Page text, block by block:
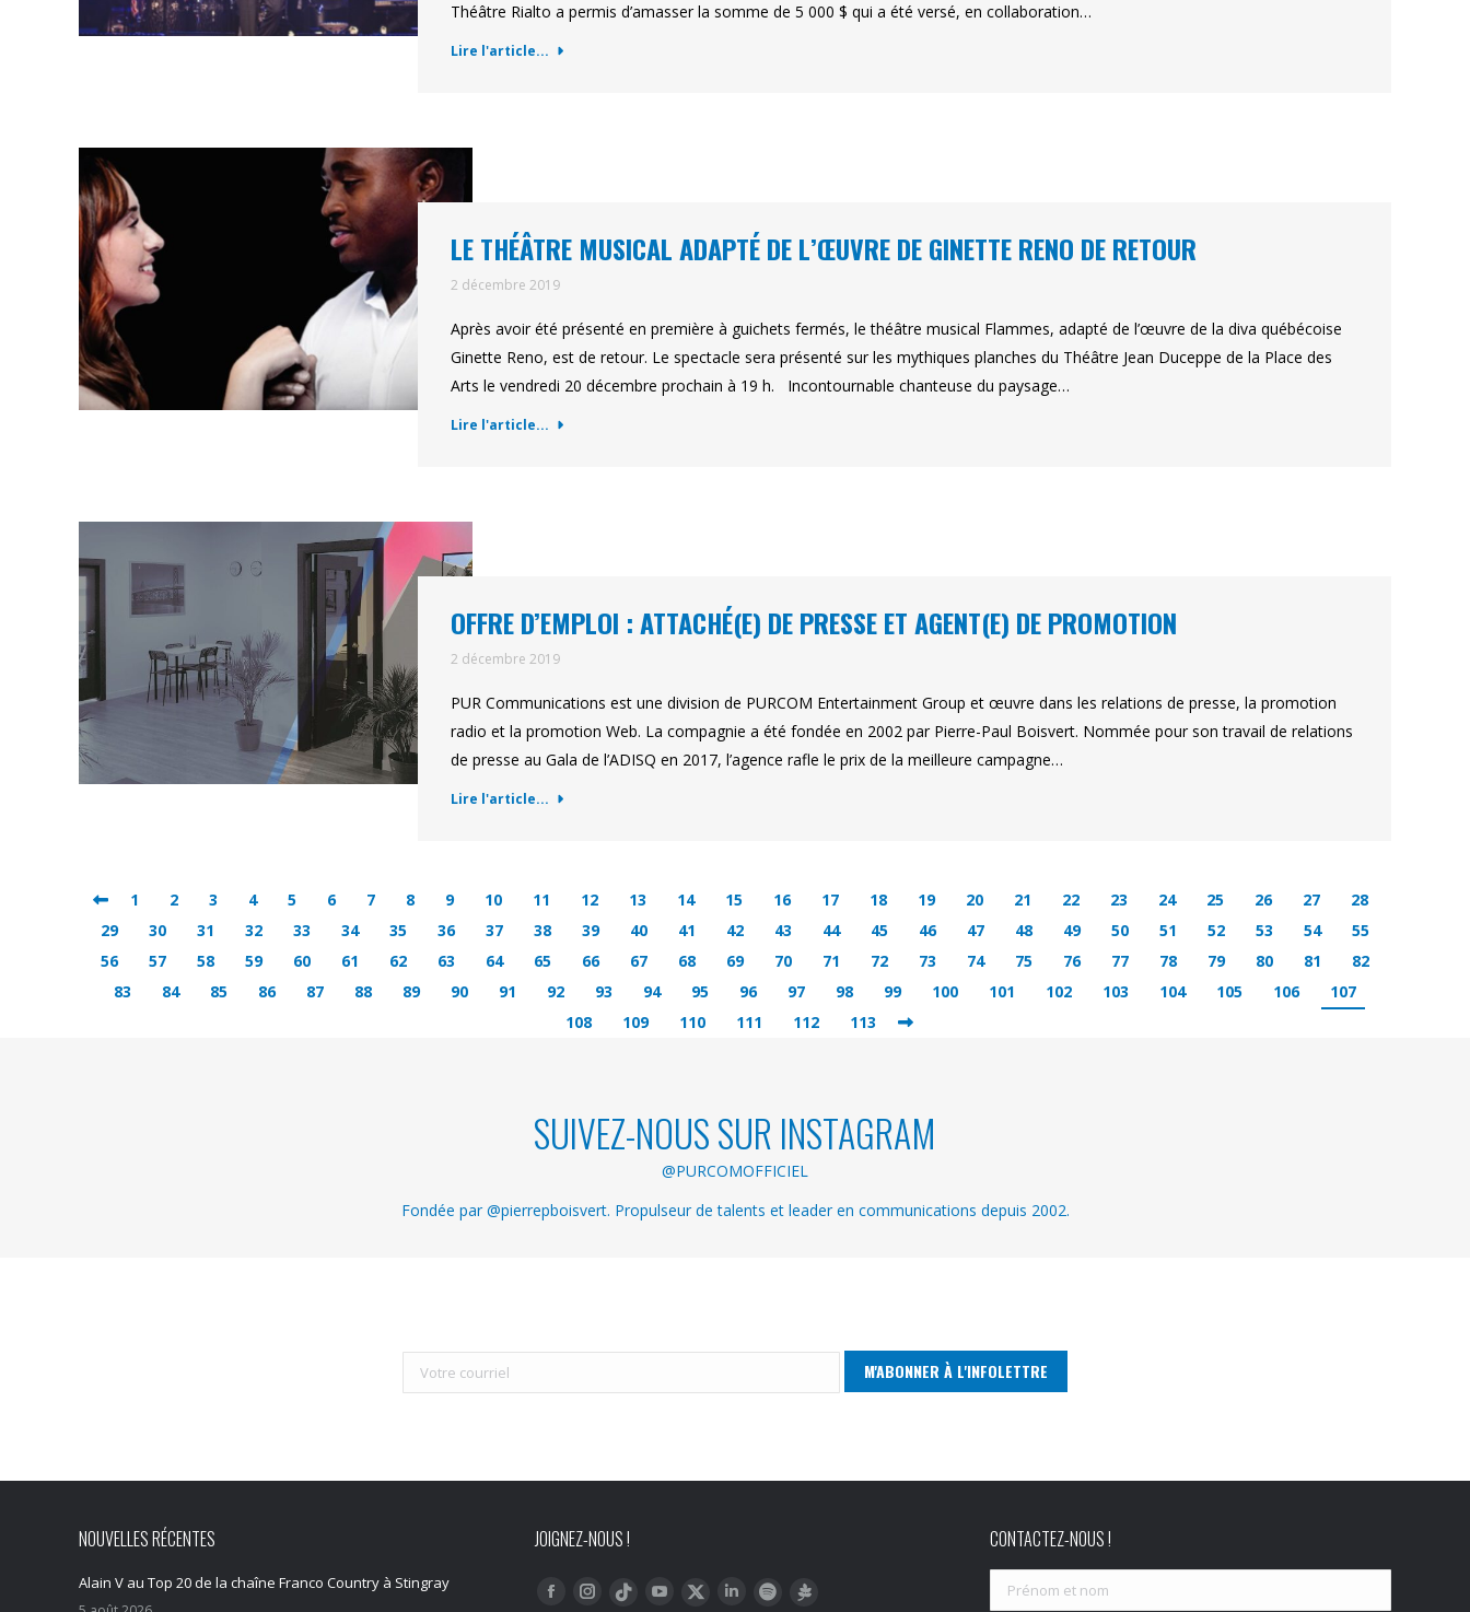
Théâtre Rialto a permis d’amasser la somme de 5 000 $ qui a été versé, en collaboration…
Lire l'article...
LE THÉÂTRE MUSICAL ADAPTÉ DE L’ŒUVRE DE GINETTE RENO DE RETOUR
2 décembre 2019
Après avoir été présenté en première à guichets fermés, le théâtre musical Flammes, adapté de l’œuvre de la diva québécoise
Ginette Reno, est de retour. Le spectacle sera présenté sur les mythiques planches du Théâtre Jean Duceppe de la Place des
Arts le vendredi 20 décembre prochain à 19 h. Incontournable chanteuse du paysage…
Lire l'article...
OFFRE D’EMPLOI : ATTACHÉ(E) DE PRESSE ET AGENT(E) DE PROMOTION
2 décembre 2019
PUR Communications est une division de PURCOM Entertainment Group et œuvre dans les relations de presse, la promotion
radio et la promotion Web. La compagnie a été fondée en 2002 par Pierre-Paul Boisvert. Nommée pour son travail de relations
de presse au Gala de l’ADISQ en 2017, l’agence rafle le prix de la meilleure campagne…
Lire l'article...
1 2 3 4 5 6 7 8 9 10 11 12 13 14 15 16 17 18 19 20 21 22 23 24 25 26 27
28
29
30 31 32 33 34 35 36 37 38 39 40 41 42 43 44 45 46 47 48 49 50 51 52 53 54
55
56
57 58 59 60 61 62 63 64 65 66 67 68 69 70 71 72 73 74 75 76 77 78 79 80 81
82
83
84 85 86 87 88 89 90 91 92 93 94 95 96 97 98 99 100 101 102 103 104 105 106
107
108
109 110 111 112 113
SUIVEZ-NOUS SUR INSTAGRAM
@PURCOMOFFICIEL
Fondée par @pierrepboisvert. Propulseur de talents et leader en communications depuis 2002.
NOUVELLES RÉCENTES
Alain V au Top 20 de la chaîne Franco Country à Stingray
JOIGNEZ-NOUS !
Trouvez nous sur :
FacebookInstagram
Tiktok YouTubeTwitter LinkedInSpotify
CONTACTEZ-NOUS !